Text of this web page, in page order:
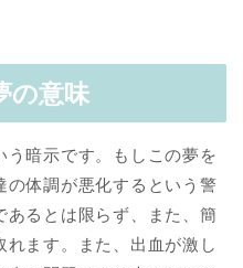
の意味
暗示です。もしこの夢を
の体調が悪化するという警
るとは限らず、また、簡
ます。また、出血が激し